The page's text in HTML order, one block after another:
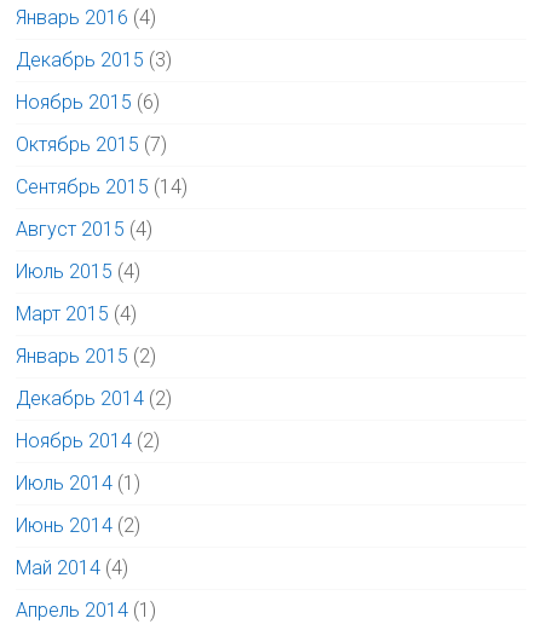
Январь 2016 (4)
Декабрь 2015 (3)
Ноябрь 2015 (6)
Октябрь 2015 (7)
Сентябрь 2015 (14)
Август 2015 (4)
Июль 2015 (4)
Март 2015 (4)
Январь 2015 (2)
Декабрь 2014 (2)
Ноябрь 2014 (2)
Июль 2014 (1)
Июнь 2014 (2)
Май 2014 (4)
Апрель 2014 (1)